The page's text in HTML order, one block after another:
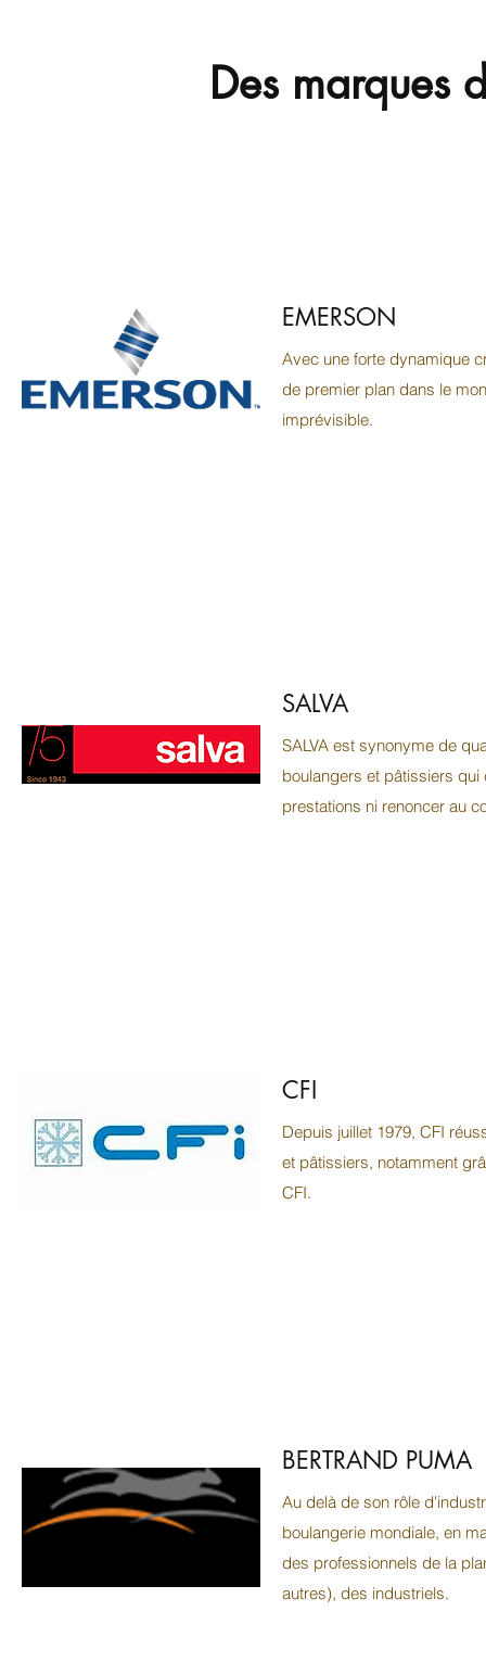
Des marques
EMERSON
Avec une forte dynamique
de premier plan dans le
imprévisible.
SALVA
SALVA est synonyme de
boulangers et pâtissiers
prestations ni renoncer au
CFI
Depuis juillet 1979, CFI
et pâtissiers, notamment
CFI.
BERTRAND PUMA
Au delà de son rôle
boulangerie mondiale, en
des professionnels de la
autres), des industriels.